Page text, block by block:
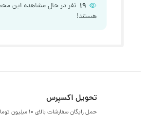
19 نفر در حال مشاهده این
هستند!
تحویل اکسپرس
حمل رایگان سفارشات بالای ۱۰ میلیون تومان